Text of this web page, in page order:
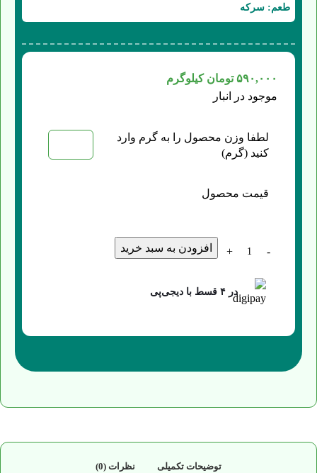
طعم: سرکه
۵۹۰,۰۰۰ تومان کیلوگرم
موجود در انبار
لطفا وزن محصول را به گرم وارد
کنید (گرم)
قیمت محصول
افزودن به سبد خرید
در ۴ قسط با دیجی‌پی
توضیحات تکمیلی نظرات (0)